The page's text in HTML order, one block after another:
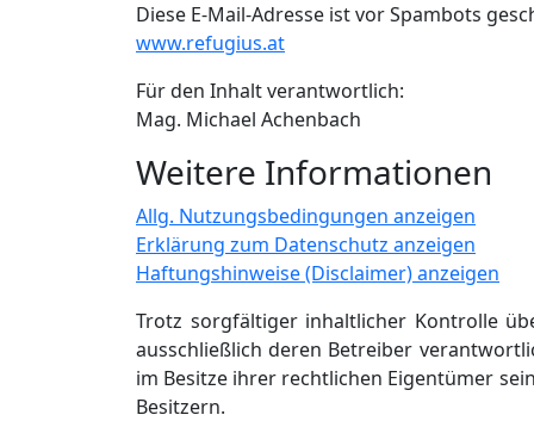
Diese E-Mail-Adresse ist vor Spambots
www.refugius.at
Für den Inhalt verantwortlich:
Mag. Michael Achenbach
Weitere Informationen
Allg. Nutzungsbedingungen anzeigen
Erklärung zum Datenschutz anzeigen
Haftungshinweise (Disclaimer) anzeigen
Trotz sorgfältiger inhaltlicher Kontrolle
ausschließlich deren Betreiber
im Besitze ihrer rechtlichen Eigentümer
Besitzern.